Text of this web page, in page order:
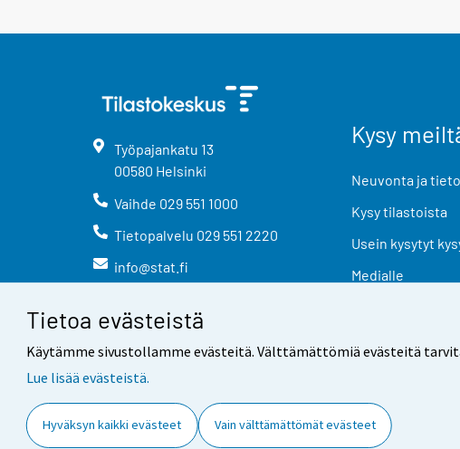
Tietoa evästeistä
Käytämme sivustollamme evästeitä. Välttämättömiä evästeitä
Lue lisää evästeistä.
Hyväksyn kaikki evästeet Vain välttämättömät evästeet
Työpajankatu 13
00580 Helsinki
Vaihde 029 551 1000
Tietopalvelu 029 551 2220
info@stat.fi
Kysy
Neuvonta ja
Kysy tilastoista
Usein kysytyt
Medialle
Palaute